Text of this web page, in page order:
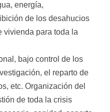
energía,
de los desahucios
vivienda para toda la
bajo control de los
el reparto de
etc. Organización del
de toda la crisis